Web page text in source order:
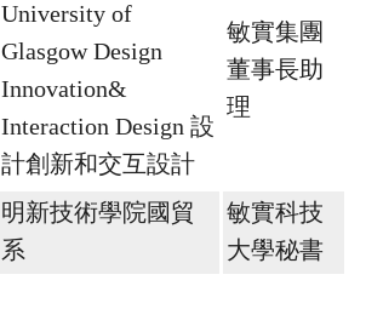
University of
Glasgow Design
Innovation&
Interaction Design 設
計創新和交互設計
敏實集團
董事長助
理
明新技術學院國貿
系
敏實科技
大學秘書